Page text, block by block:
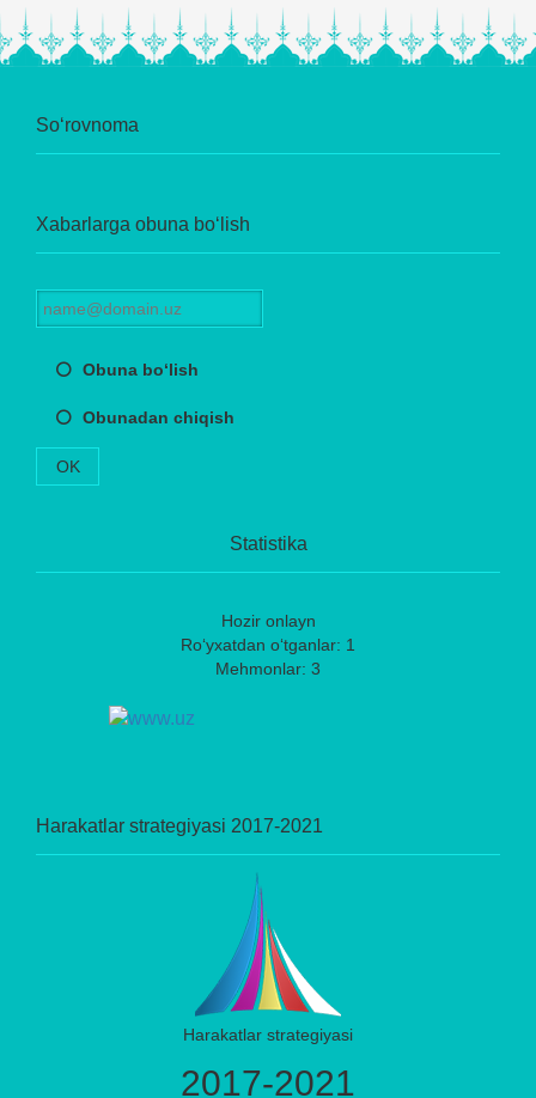
So‘rovnoma
Xabarlarga obuna bo‘lish
Obuna bo‘lish
Obunadan chiqish
OK
Statistika
Hozir onlayn
Ro‘yxatdan o‘tganlar: 1
Mehmonlar: 3
Harakatlar strategiyasi 2017-2021
Harakatlar strategiyasi
2017-2021